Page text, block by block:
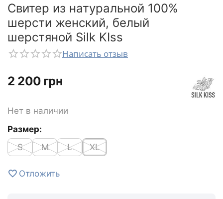
Свитер из натуральной 100%
шерсти женский, белый
шерстяной Silk KIss
Написать отзыв
‍2 200‍ грн
Нет в наличии
Размер:
S
M L XL
Отложить